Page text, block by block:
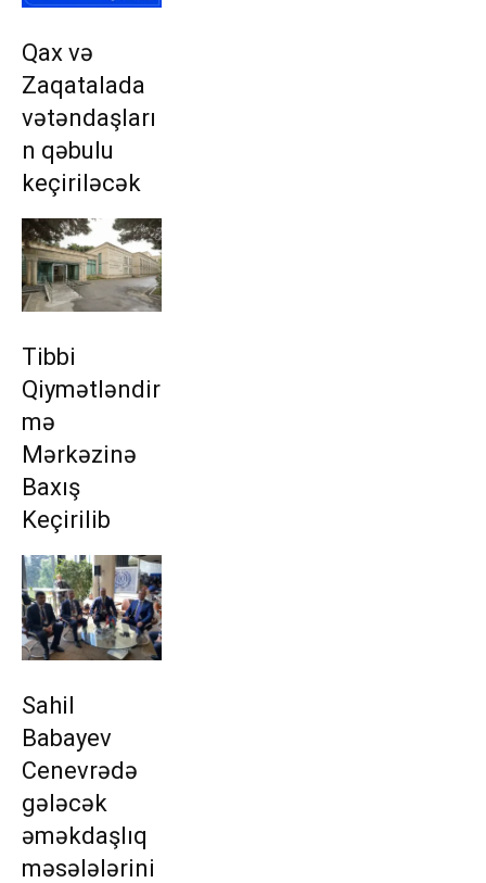
Qax və
Zaqatalada
vətəndaşları
n qəbulu
keçiriləcək
Tibbi
Qiymətləndir
mə
Mərkəzinə
Baxış
Keçirilib
Sahil
Babayev
Cenevrədə
gələcək
əməkdaşlıq
məsələlərini